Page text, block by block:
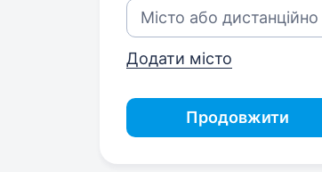
Додати місто
Продовжити